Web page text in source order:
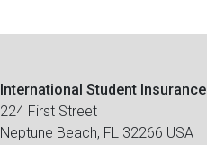
International Student Insurance
224 First Street
Neptune Beach, FL 32266 USA